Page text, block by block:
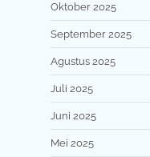
Oktober 2025
September 2025
Agustus 2025
Juli 2025
Juni 2025
Mei 2025